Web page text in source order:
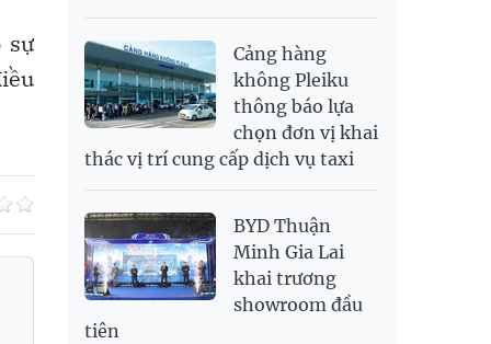
sự
Cảng hàng
không Pleiku
thông báo lựa
chọn đơn vị khai
thác vị trí cung cấp dịch vụ taxi
BYD Thuận
Minh Gia Lai
khai trương
showroom đầu
tiên